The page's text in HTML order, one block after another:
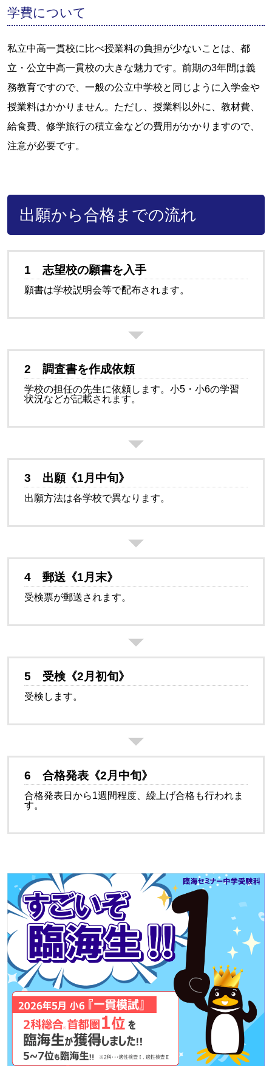
学費について
私立中高一貫校に比べ授業料の負担が少ないことは、都
立・公立中高一貫校の大きな魅力です。前期の3年間は義
務教育ですので、一般の公立中学校と同じように入学金や
授業料はかかりません。ただし、授業料以外に、教材費、
給食費、修学旅行の積立金などの費用がかかりますので、
注意が必要です。
出願から合格までの流れ
1 志望校の願書を入手
願書は学校説明会等で配布されます。
2 調査書を作成依頼
学校の担任の先生に依頼します。小5・小6の学習
状況などが記載されます。
3 出願《1月中旬》
出願方法は各学校で異なります。
4 郵送 《1月末》
受検票が郵送されます。
5 受検《2月初旬》
受検します。
6 合格発表《2月中旬》
合格発表日から1週間程度、繰上げ合格も行われま
す。